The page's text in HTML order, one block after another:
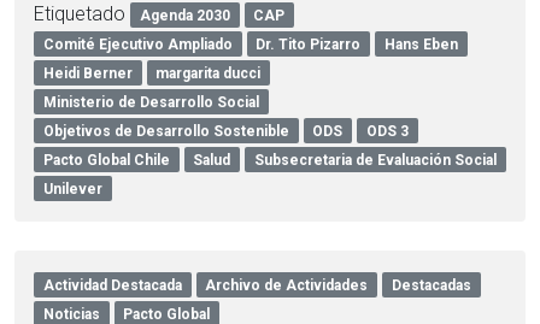
Etiquetado Agenda 2030
CAP
Comité Ejecutivo Ampliado
Dr. Tito Pizarro
Hans Eben
Heidi Berner
margarita ducci
Ministerio de Desarrollo Social
Objetivos de Desarrollo Sostenible
ODS
ODS 3
Pacto Global Chile
Salud
Subsecretaria de Evaluación Social
Unilever
Actividad Destacada Archivo de Actividades
Destacadas
Noticias
Pacto Global